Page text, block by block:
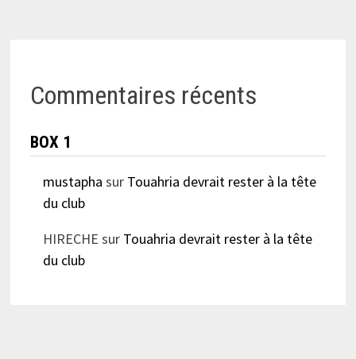
Commentaires récents
BOX 1
mustapha sur Touahria devrait rester à la tête
du club
HIRECHE sur Touahria devrait rester à la tête
du club